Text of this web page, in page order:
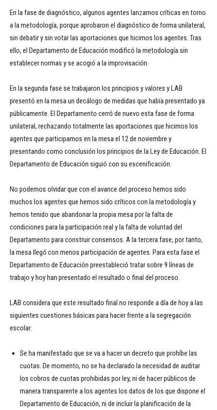
En la fase de diagnóstico, algunos agentes lanzamos críticas en torno
a la metodología, porque aprobaron el diagnóstico de forma unilateral,
sin debatir y sin votar las aportaciones que hicimos los agentes. Tras
ello, el Departamento de Educación modificó la metodología sin
establecer normas y se acogió a la improvisación.
En la segunda fase se trabajaron los principios y valores y LAB
presentó en la mesa un decálogo de medidas que había presentado ya
públicamente. El Departamento cerró de nuevo esta fase de forma
unilateral, rechazando totalmente las aportaciones que hicimos los
agentes que participamos en la mesa el 12 de noviembre y
presentando como conclusión los principios de la Ley de Educación. El
Departamento de Educación siguió con su escenificación.
No podemos olvidar que con el avance del proceso hemos sido
muchos los agentes que hemos sido críticos con la metodología y
hemos tenido que abandonar la propia mesa por la falta de
condiciones para la participación real y la falta de voluntad del
Departamento para construir consensos. A la tercera fase, por tanto,
la mesa llegó con menos participación de agentes. Para esta fase el
Departamento de Educación preestableció tratar sobre 9 líneas de
trabajo y hoy han presentado el resultado o final del proceso.
LAB considera que este resultado final no responde a día de hoy a las
siguientes cuestiones básicas para hacer frente a la segregación
escolar:
Se ha manifestado que se va a hacer un decreto que prohíbe las
cuotas. De momento, no se ha declarado la necesidad de auditar
los cobros de cuotas prohibidas por ley, ni de hacer públicos de
manera transparente a los agentes los datos de los que dispone el
Departamento de Educación, ni de incluir la planificación de la